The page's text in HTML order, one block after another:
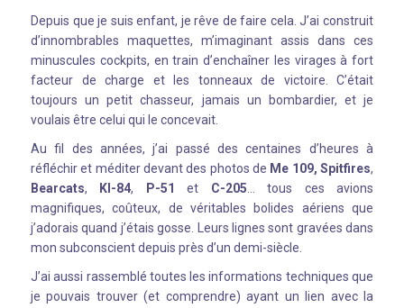
Depuis que je suis enfant, je rêve de faire cela. J’ai construit
d’innombrables maquettes, m’imaginant assis dans ces
minuscules cockpits, en train d’enchaîner les virages à fort
facteur de charge et les tonneaux de victoire. C’était
toujours un petit chasseur, jamais un bombardier, et je
voulais être celui qui le concevait.
Au fil des années, j’ai passé des centaines d’heures à
réfléchir et méditer devant des photos de Me 109, Spitfires,
Bearcats, KI-84, P-51 et C-205… tous ces avions
magnifiques, coûteux, de véritables bolides aériens que
j’adorais quand j’étais gosse. Leurs lignes sont gravées dans
mon subconscient depuis près d’un demi-siècle.
J’ai aussi rassemblé toutes les informations techniques que
je pouvais trouver (et comprendre) ayant un lien avec la